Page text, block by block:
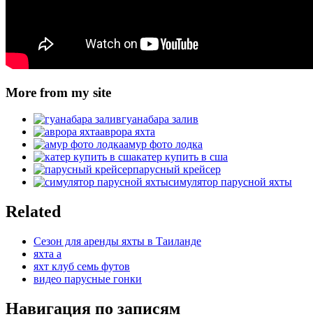
More from my site
гуанабара залив
аврора яхта
амур фото лодка
катер купить в сша
парусный крейсер
симулятор парусной яхты
Related
Cезон для аренды яхты в Таиланде
яхта а
яхт клуб семь футов
видео парусные гонки
Навигация по записям